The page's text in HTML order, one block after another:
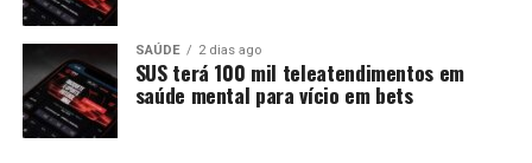
SAÚDE 2 dias ago
SUS terá 100 mil teleatendimentos em
saúde mental para vício em bets